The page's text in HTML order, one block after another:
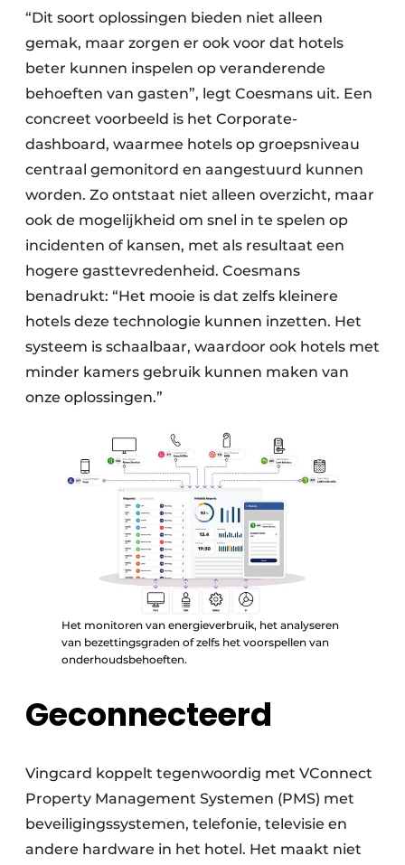
“Dit soort oplossingen bieden niet alleen
gemak, maar zorgen er ook voor dat hotels
beter kunnen inspelen op veranderende
behoeften van gasten”, legt Coesmans uit. Een
concreet voorbeeld is het Corporate-
dashboard, waarmee hotels op groepsniveau
centraal gemonitord en aangestuurd kunnen
worden. Zo ontstaat niet alleen overzicht, maar
ook de mogelijkheid om snel in te spelen op
incidenten of kansen, met als resultaat een
hogere gasttevredenheid. Coesmans
benadrukt: “Het mooie is dat zelfs kleinere
hotels deze technologie kunnen inzetten. Het
systeem is schaalbaar, waardoor ook hotels met
minder kamers gebruik kunnen maken van
onze oplossingen.”
Het monitoren van energieverbruik, het analyseren
van bezettingsgraden of zelfs het voorspellen van
onderhoudsbehoeften.
Geconnecteerd
Vingcard koppelt tegenwoordig met VConnect
Property Management Systemen (PMS) met
beveiligingssystemen, telefonie, televisie en
andere hardware in het hotel. Het maakt niet